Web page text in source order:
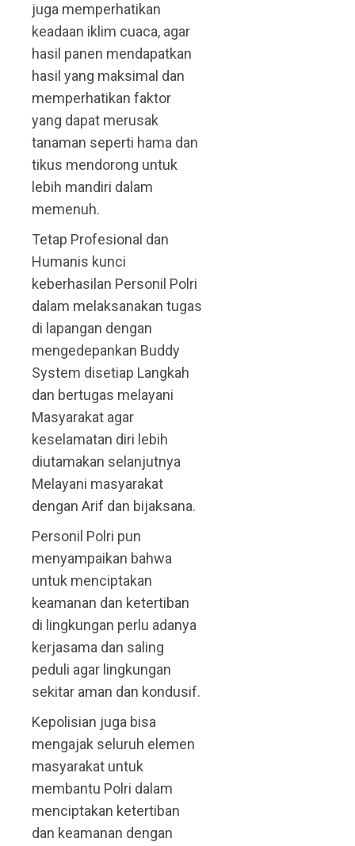
juga memperhatikan
keadaan iklim cuaca, agar
hasil panen mendapatkan
hasil yang maksimal dan
memperhatikan faktor
yang dapat merusak
tanaman seperti hama dan
tikus mendorong untuk
lebih mandiri dalam
memenuh.
Tetap Profesional dan
Humanis kunci
keberhasilan Personil Polri
dalam melaksanakan tugas
di lapangan dengan
mengedepankan Buddy
System disetiap Langkah
dan bertugas melayani
Masyarakat agar
keselamatan diri lebih
diutamakan selanjutnya
Melayani masyarakat
dengan Arif dan bijaksana.
Personil Polri pun
menyampaikan bahwa
untuk menciptakan
keamanan dan ketertiban
di lingkungan perlu adanya
kerjasama dan saling
peduli agar lingkungan
sekitar aman dan kondusif.
Kepolisian juga bisa
mengajak seluruh elemen
masyarakat untuk
membantu Polri dalam
menciptakan ketertiban
dan keamanan dengan